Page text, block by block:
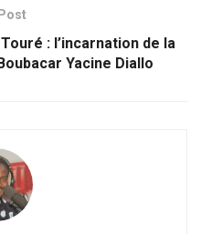
: l’incarnation de la
Yacine Diallo